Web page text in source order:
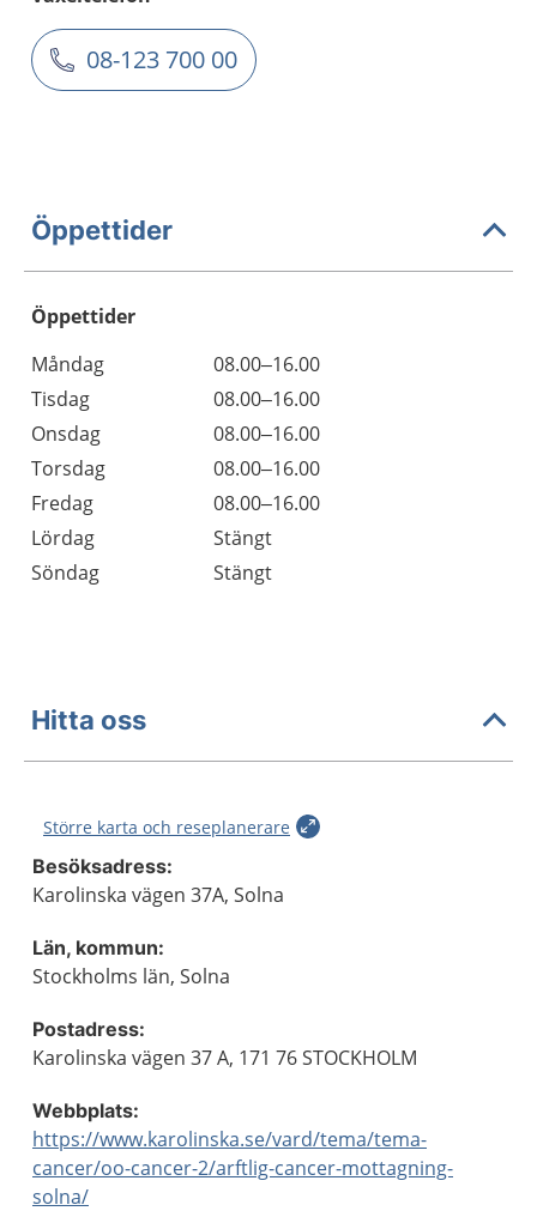
08-123 700 00
Öppettider
Öppettider
Dag
Öppettider
Kommentarer
Måndag
08.00–16.00
Tisdag
08.00–16.00
Onsdag
08.00–16.00
Torsdag
08.00–16.00
Fredag
08.00–16.00
Lördag
Stängt
Söndag
Stängt
Hitta oss
Större karta och reseplanerare
Besöksadress:
Karolinska vägen 37A, Solna
Län, kommun:
Stockholms län, Solna
Postadress:
Karolinska vägen 37 A, 171 76 STOCKHOLM
Webbplats:
https://www.karolinska.se/vard/tema/tema-
cancer/oo-cancer-2/arftlig-cancer-mottagning-
solna/